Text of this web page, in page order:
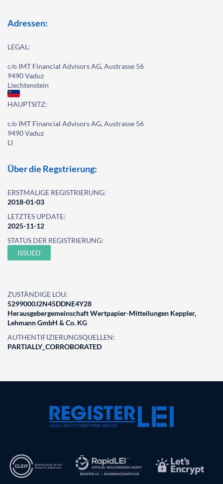
Adressen:
LEGAL:
c/o IMT Financial Advisors AG, Austrasse 56
9490 Vaduz
Liechtenstein
HAUPTSITZ:
c/o IMT Financial Advisors AG, Austrasse 56
9490 Vaduz
LI
Über die Regstrierung:
ERSTMALIGE REGISTRIERUNG:
2018-01-03
LETZTES UPDATE:
2025-11-12
STATUS DER REGISTRIERUNG:
ISSUED
ZUSTÄNDIGE LOU:
5299000J2N45DDNE4Y28
Herausgebergemeinschaft Wertpapier-Mitteilungen Keppler,
Lehmann GmbH & Co. KG
AUTHENTIFIZIERUNGSQUELLEN:
PARTIALLY_CORROBORATED